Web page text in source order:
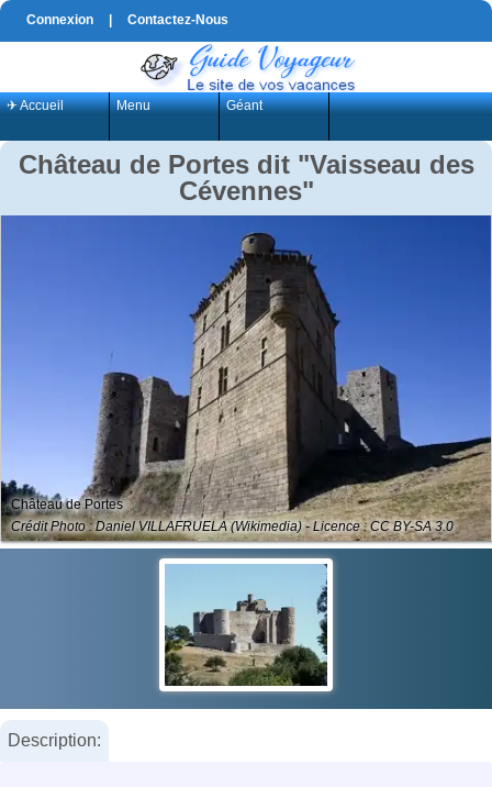
Connexion Contactez-Nous
✈ Accueil Menu Géant
Château de Portes dit "Vaisseau des
Cévennes"
Château de Portes
Crédit Photo : Daniel VILLAFRUELA (Wikimedia) - Licence : CC BY-SA 3.0
Description: